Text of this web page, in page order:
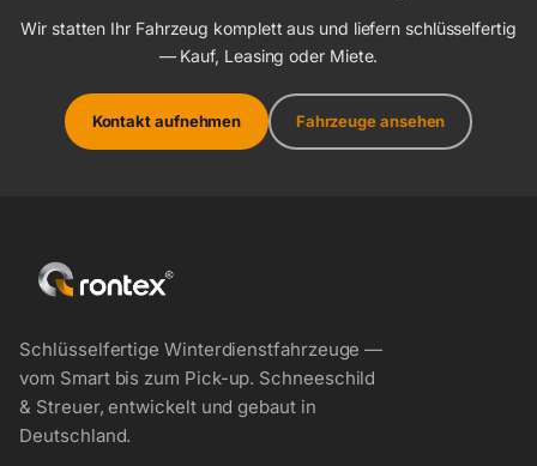
Wir statten Ihr Fahrzeug komplett aus und liefern schlüsselfertig
— Kauf, Leasing oder Miete.
Kontakt aufnehmen Fahrzeuge ansehen
Schlüsselfertige Winterdienstfahrzeuge —
vom Smart bis zum Pick-up. Schneeschild
& Streuer, entwickelt und gebaut in
Deutschland.